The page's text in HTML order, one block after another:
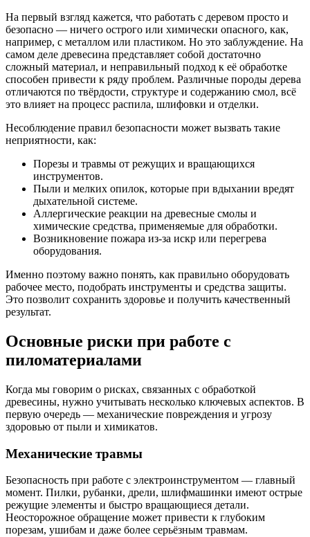
На первый взгляд кажется, что работать с деревом просто и
безопасно — ничего острого или химически опасного, как,
например, с металлом или пластиком. Но это заблуждение. На
самом деле древесина представляет собой достаточно
сложный материал, и неправильный подход к её обработке
способен привести к ряду проблем. Различные породы дерева
отличаются по твёрдости, структуре и содержанию смол, всё
это влияет на процесс распила, шлифовки и отделки.
Несоблюдение правил безопасности может вызвать такие
неприятности, как:
Порезы и травмы от режущих и вращающихся
инструментов.
Пыли и мелких опилок, которые при вдыхании вредят
дыхательной системе.
Аллергические реакции на древесные смолы и
химические средства, применяемые для обработки.
Возникновение пожара из-за искр или перегрева
оборудования.
Именно поэтому важно понять, как правильно оборудовать
рабочее место, подобрать инструменты и средства защиты.
Это позволит сохранить здоровье и получить качественный
результат.
Основные риски при работе с
пиломатериалами
Когда мы говорим о рисках, связанных с обработкой
древесины, нужно учитывать несколько ключевых аспектов. В
первую очередь — механические повреждения и угрозу
здоровью от пыли и химикатов.
Механические травмы
Безопасность при работе с электроинструментом — главный
момент. Пилки, рубанки, дрели, шлифмашинки имеют острые
режущие элементы и быстро вращающиеся детали.
Неосторожное обращение может привести к глубоким
порезам, ушибам и даже более серьёзным травмам.